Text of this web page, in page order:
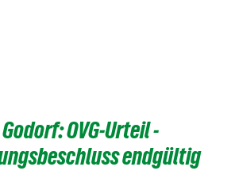
OVG-Urteil -
endgültig